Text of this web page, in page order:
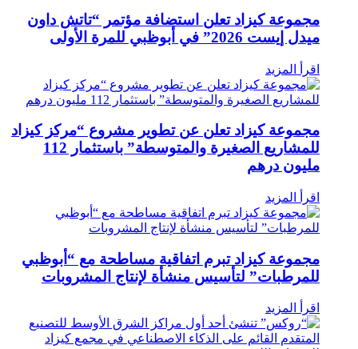
مجموعة كيزاد تعلن استضافة مؤتمر “تاتش داون
ميدل إيست 2026” في أبوظبي للمرة الأولى
اقرأ المزيد
مجموعة كيزاد تعلن عن تطوير مشروع “مركز كيزاد
للمشاريع الصغيرة والمتوسطة” ‏باستثمار 112
مليون درهم
اقرأ المزيد
مجموعة كيزاد تبرم اتفاقية مساطحة مع “أبوظبي
للمرطبات” لتأسيس منشأة لإنتاج المشروبات
اقرأ المزيد